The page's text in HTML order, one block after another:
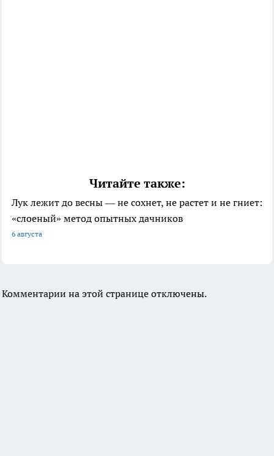
Читайте также:
Лук лежит до весны — не сохнет, не растет и не гниет:
«слоеный» метод опытных дачников
6 августа
Комментарии на этой странице отключены.